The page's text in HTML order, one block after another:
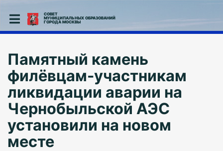
СОВЕТ
МУНИЦИПАЛЬНЫХ ОБРАЗОВАНИЙ
ГОРОДА МОСКВЫ
Памятный камень
филёвцам-участникам
ликвидации аварии на
Чернобыльской АЭС
установили на новом
месте